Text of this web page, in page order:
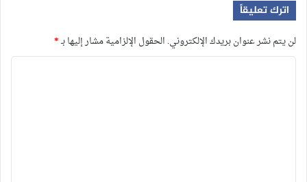
اترك تعليقاً
لن يتم نشر عنوان بريدك الإلكتروني. الحقول الإلزامية مشار إليها بـ*